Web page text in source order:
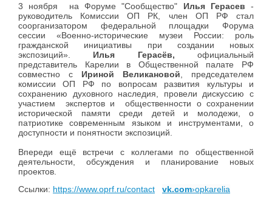
3 ноября
на Форуме "Сообщество" Илья Герасев -
руководитель Комиссии ОП РК, член ОП РФ стал
соорганизатором федеральной площадки Форума
сессии «Военно-исторические музеи России: роль
гражданской инициативы при создании новых
экспозиций». Илья Герасёв, официальный
представитель Карелии в Общественной палате РФ
совместно с Ириной Великановой , председателем
комиссии ОП РФ по вопросам развития культуры и
сохранению духовного наследия, провели дискуссию с
участием
экспертов и общественности о сохранении
исторической памяти среди детей и молодежи, о
патриотике современным языком и инструментами, о
доступности и понятности экспозиций.
Впереди ещё встречи с коллегами по общественной
деятельности, обсуждения и планирование новых
проектов.
Ссылки: https://www.oprf.ru/contact vk.com›opkarelia